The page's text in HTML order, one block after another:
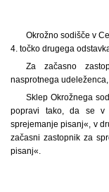
Okrožno sodišče v
4. točko drugega
Za začasno
nasprotnega
Sklep Okrožnega
popravi tako, da se v
sprejemanje pisanj«, v
začasni zastopnik za
pisanj«.